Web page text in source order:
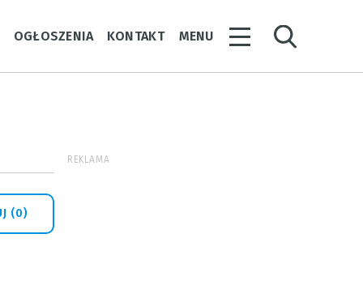
OGŁOSZENIA KONTAKT MENU
(0)
REKLAMA